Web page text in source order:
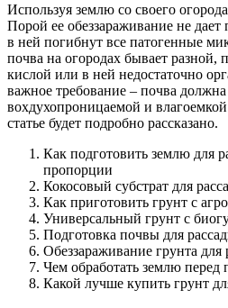
Используя землю со своего
Порой ее обеззараживание не дает
в ней погибнут все патогенные
почва на огородах бывает разной,
кислой или в ней недостаточно
важное требование – почва
вохдухопроницаемой и
статье будет подробно рассказано.
Как подготовить землю для
пропорции
Кокосовый субстрат для
Как приготовить грунт с
Универсальный грунт с
Подготовка почвы для
Обеззараживание грунта для
Чем обработать землю перед
Какой лучше купить грунт